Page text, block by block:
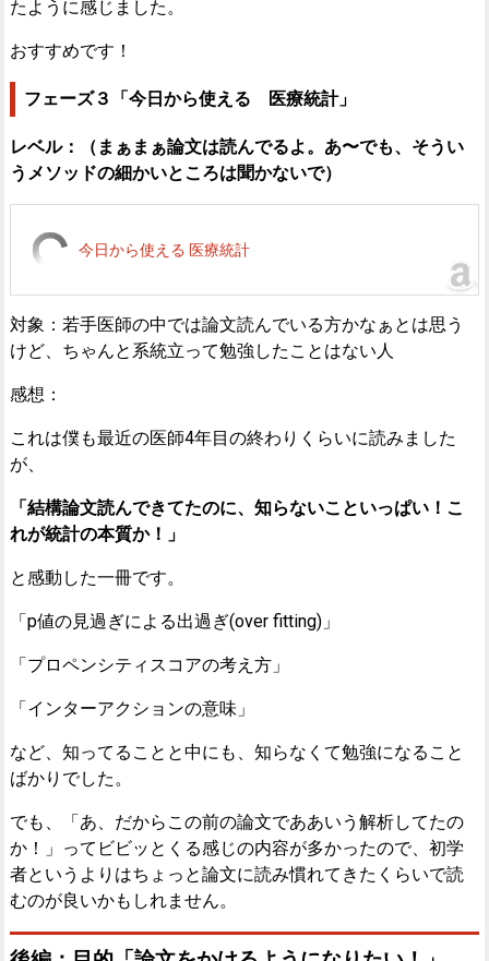
たように感じました。
おすすめです！
フェーズ３「今日から使える 医療統計」
レベル：（まぁまぁ論文は読んでるよ。あ〜でも、そうい
うメソッドの細かいところは聞かないで）
今日から使える 医療統計
対象：若手医師の中では論文読んでいる方かなぁとは思う
けど、ちゃんと系統立って勉強したことはない人
感想：
これは僕も最近の医師4年目の終わりくらいに読みました
が、
「結構論文読んできてたのに、知らないこといっぱい！こ
れが統計の本質か！」
と感動した一冊です。
「p値の見過ぎによる出過ぎ(over fitting)」
「プロペンシティスコアの考え方」
「インターアクションの意味」
など、知ってることと中にも、知らなくて勉強になること
ばかりでした。
でも、「あ、だからこの前の論文でああいう解析してたの
か！」ってビビッとくる感じの内容が多かったので、初学
者というよりはちょっと論文に読み慣れてきたくらいで読
むのが良いかもしれません。